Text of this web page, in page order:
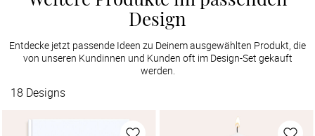
Design
Entdecke jetzt passende Ideen zu Deinem ausgewählten Produkt, die
von unseren Kundinnen und Kunden oft im Design-Set gekauft
werden.
18 Designs